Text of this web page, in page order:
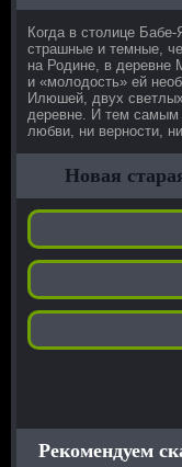
Когда в столице
страшные и темные,
на Родине, в деревне
и «молодость» ей
Илюшей, двух
деревне. И тем самым
любви, ни верности,
Новая
Рекомендуем